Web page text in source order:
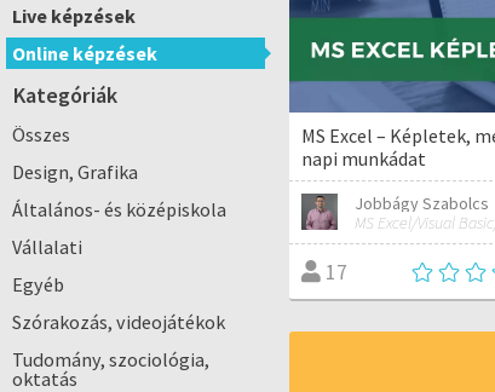
Live képzések
Online képzések
Kategóriák
Összes
Design, Grafika
Általános- és középiskola
Vállalati
Egyéb
Szórakozás, videojátékok
Tudomány, szociológia,
oktatás
MS Excel – Képletek,
napi munkádat
Jobbágy Szabolcs
17